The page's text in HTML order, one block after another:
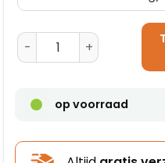
Gegomde Tape - 70 mm
op voorraad